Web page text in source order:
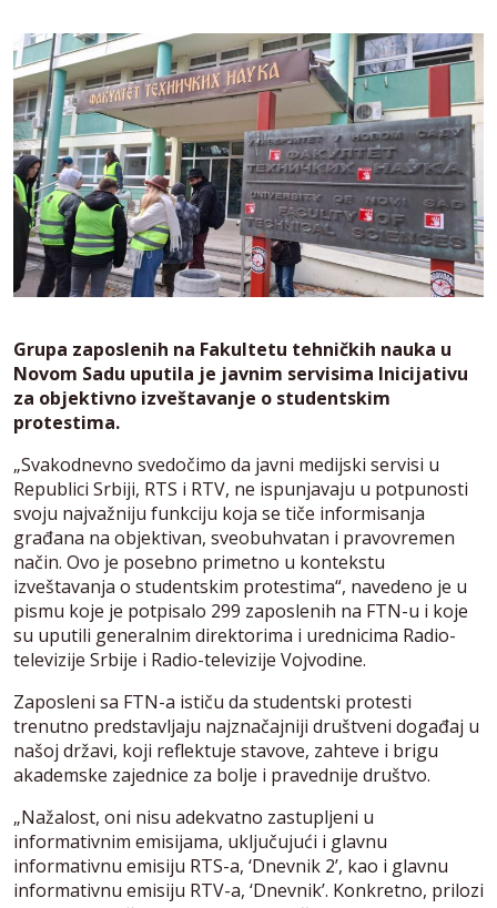
Grupa zaposlenih na Fakultetu tehničkih nauka u
Novom Sadu uputila je javnim servisima Inicijativu
za objektivno izveštavanje o studentskim
protestima.
„Svakodnevno svedočimo da javni medijski servisi u
Republici Srbiji, RTS i RTV, ne ispunjavaju u potpunosti
svoju najvažniju funkciju koja se tiče informisanja
građana na objektivan, sveobuhvatan i pravovremen
način. Ovo je posebno primetno u kontekstu
izveštavanja o studentskim protestima“, navedeno je u
pismu koje je potpisalo 299 zaposlenih na FTN-u i koje
su uputili generalnim direktorima i urednicima Radio-
televizije Srbije i Radio-televizije Vojvodine.
Zaposleni sa FTN-a ističu da studentski protesti
trenutno predstavljaju najznačajniji društveni događaj u
našoj državi, koji reflektuje stavove, zahteve i brigu
akademske zajednice za bolje i pravednije društvo.
„Nažalost, oni nisu adekvatno zastupljeni u
informativnim emisijama, uključujući i glavnu
informativnu emisiju RTS-a, ‘Dnevnik 2’, kao i glavnu
informativnu emisiju RTV-a, ‘Dnevnik’. Konkretno, prilozi